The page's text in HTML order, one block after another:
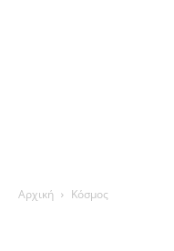
Αρχική Κόσμος